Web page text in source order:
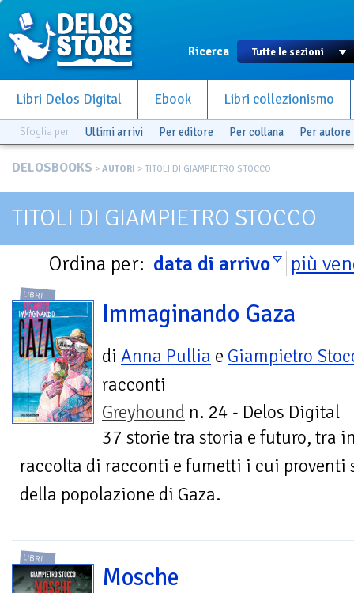
Ricerca
Libri Delos Digital Ebook Libri collezionismo
Sfoglia per Ultimi arrivi Per editore Per collana Per autore
DELOSBOOKS > AUTORI > TITOLI DI GIAMPIETRO STOCCO
TITOLI DI GIAMPIETRO STOCCO
Ordina per: data di arrivo più
LIBRI
Immaginando Gaza
di Anna Pullia e Giampietro
racconti
Greyhound n. 24 - Delos Digital
37 storie tra storia e futuro, tra
raccolta di racconti e fumetti i cui proventi
della popolazione di Gaza.
LIBRI
Mosche